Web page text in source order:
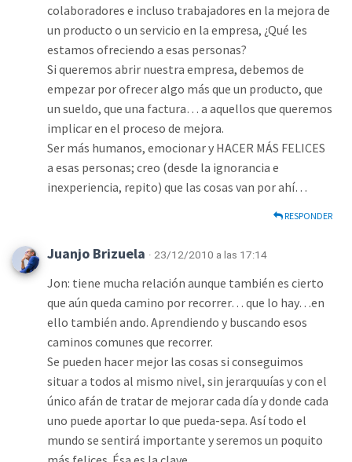
colaboradores e incluso trabajadores en la mejora de
un producto o un servicio en la empresa, ¿Qué les
estamos ofreciendo a esas personas?
Si queremos abrir nuestra empresa, debemos de
empezar por ofrecer algo más que un producto, que
un sueldo, que una factura… a aquellos que queremos
implicar en el proceso de mejora.
Ser más humanos, emocionar y HACER MÁS FELICES
a esas personas; creo (desde la ignorancia e
inexperiencia, repito) que las cosas van por ahí…
RESPONDER
Juanjo Brizuela · 23/12/2010 a las 17:14
Jon: tiene mucha relación aunque también es cierto
que aún queda camino por recorrer… que lo hay…en
ello también ando. Aprendiendo y buscando esos
caminos comunes que recorrer.
Se pueden hacer mejor las cosas si conseguimos
situar a todos al mismo nivel, sin jerarquuías y con el
único afán de tratar de mejorar cada día y donde cada
uno puede aportar lo que pueda-sepa. Así todo el
mundo se sentirá importante y seremos un poquito